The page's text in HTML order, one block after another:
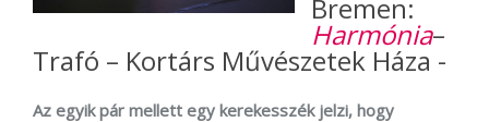
Bremen:
Harmónia–
Trafó – Kortárs Művészetek Háza -
Az egyik pár mellett egy kerekesszék jelzi, hogy